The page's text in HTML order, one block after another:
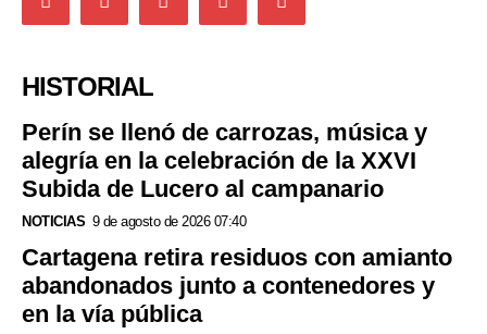
HISTORIAL
Perín se llenó de carrozas, música y
alegría en la celebración de la XXVI
Subida de Lucero al campanario
NOTICIAS 9 de agosto de 2026 07:40
Cartagena retira residuos con amianto
abandonados junto a contenedores y
en la vía pública